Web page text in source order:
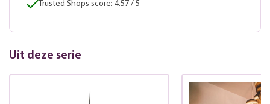
Trusted Shops score: 4.57 / 5
Uit deze serie